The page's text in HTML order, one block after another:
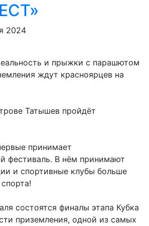
2024
и прыжки с парашютом
ждут красноярцев на
Татышев пройдёт
принимает
фестиваль. В нём принимают
и спортивные клубы больше
состоятся финалы этапа Кубка
приземления, одной из самых